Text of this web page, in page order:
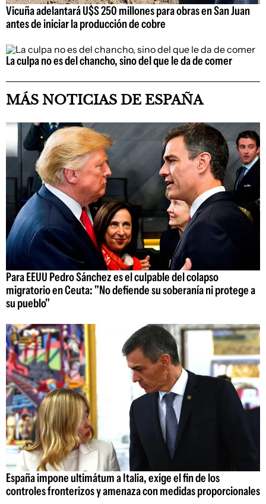
Vicuña adelantará U$S 250 millones para obras en San Juan
antes de iniciar la producción de cobre
La culpa no es del chancho, sino del que le da de comer
MÁS NOTICIAS DE ESPAÑA
Para EEUU Pedro Sánchez es el culpable del colapso
migratorio en Ceuta: "No defiende su soberanía ni protege a
su pueblo"
España impone ultimátum a Italia, exige el fin de los
controles fronterizos y amenaza con medidas proporcionales